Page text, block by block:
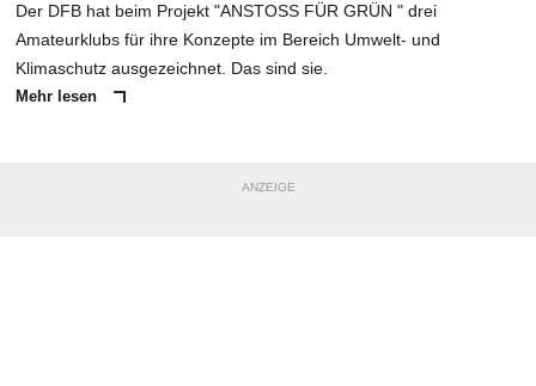
Der DFB hat beim Projekt "ANSTOSS FÜR GRÜN " drei
Amateurklubs für ihre Konzepte im Bereich Umwelt- und
Klimaschutz ausgezeichnet. Das sind sie.
Mehr lesen
ANZEIGE